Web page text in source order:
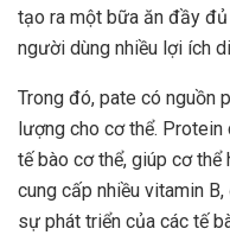
tạo ra một bữa ăn đầy
người dùng nhiều lợi ích
Trong đó, pate có nguồn
lượng cho cơ thể.
tế bào cơ thể, giúp cơ
cung cấp nhiều vitamin
sự phát triển của các tế